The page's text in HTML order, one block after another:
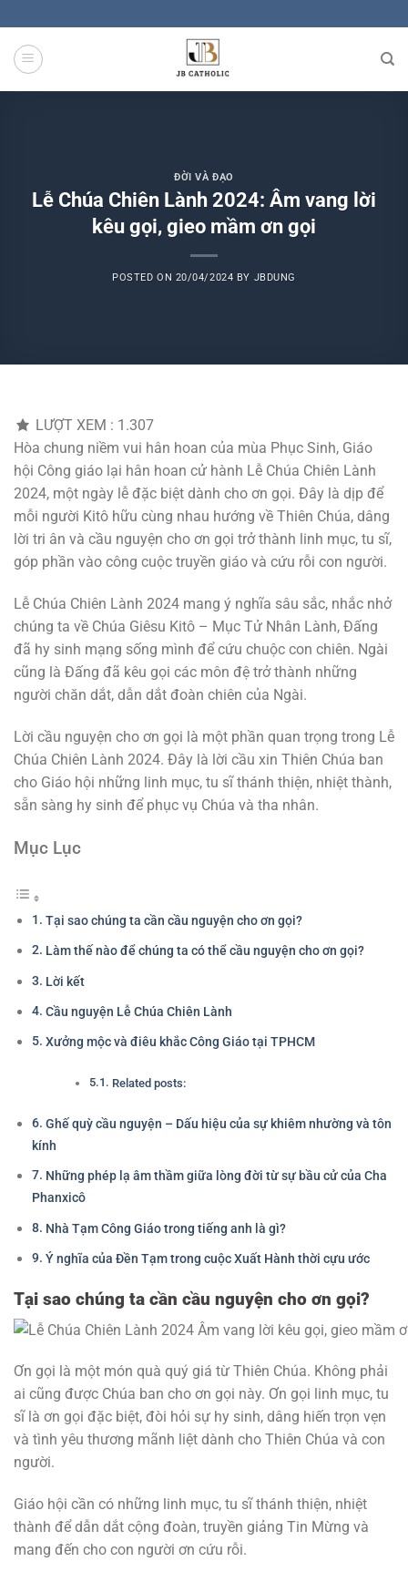
to
content
ĐỜI VÀ ĐẠO
Lễ Chúa Chiên Lành 2024: Âm vang lời
kêu gọi, gieo mầm ơn gọi
POSTED ON 20/04/2024 BY JBDUNG
LƯỢT XEM : 1.307
Hòa chung niềm vui hân hoan của mùa Phục Sinh, Giáo
hội Công giáo lại hân hoan cử hành Lễ Chúa Chiên Lành
2024, một ngày lễ đặc biệt dành cho ơn gọi. Đây là dịp để
mỗi người Kitô hữu cùng nhau hướng về Thiên Chúa, dâng
lời tri ân và cầu nguyện cho ơn gọi trở thành linh mục, tu sĩ,
góp phần vào công cuộc truyền giáo và cứu rỗi con người.
Lễ Chúa Chiên Lành 2024 mang ý nghĩa sâu sắc, nhắc nhở
chúng ta về Chúa Giêsu Kitô – Mục Tử Nhân Lành, Đấng
đã hy sinh mạng sống mình để cứu chuộc con chiên. Ngài
cũng là Đấng đã kêu gọi các môn đệ trở thành những
người chăn dắt, dẫn dắt đoàn chiên của Ngài.
Lời cầu nguyện cho ơn gọi là một phần quan trọng trong Lễ
Chúa Chiên Lành 2024. Đây là lời cầu xin Thiên Chúa ban
cho Giáo hội những linh mục, tu sĩ thánh thiện, nhiệt thành,
sẵn sàng hy sinh để phục vụ Chúa và tha nhân.
Mục Lục
Tại sao chúng ta cần cầu nguyện cho ơn gọi?
Làm thế nào để chúng ta có thể cầu nguyện cho ơn gọi?
Lời kết
Cầu nguyện Lễ Chúa Chiên Lành
Xưởng mộc và điêu khắc Công Giáo tại TPHCM
Related posts:
Ghế quỳ cầu nguyện – Dấu hiệu của sự khiêm nhường và tôn
kính
Những phép lạ âm thầm giữa lòng đời từ sự bầu cử của Cha
Phanxicô
Nhà Tạm Công Giáo trong tiếng anh là gì?
Ý nghĩa của Đền Tạm trong cuộc Xuất Hành thời cựu ước
Tại sao chúng ta cần cầu nguyện cho ơn gọi?
Ơn gọi là một món quà quý giá từ Thiên Chúa. Không phải
ai cũng được Chúa ban cho ơn gọi này. Ơn gọi linh mục, tu
sĩ là ơn gọi đặc biệt, đòi hỏi sự hy sinh, dâng hiến trọn vẹn
và tình yêu thương mãnh liệt dành cho Thiên Chúa và con
người.
Giáo hội cần có những linh mục, tu sĩ thánh thiện, nhiệt
thành để dẫn dắt cộng đoàn, truyền giảng Tin Mừng và
mang đến cho con người ơn cứu rỗi.